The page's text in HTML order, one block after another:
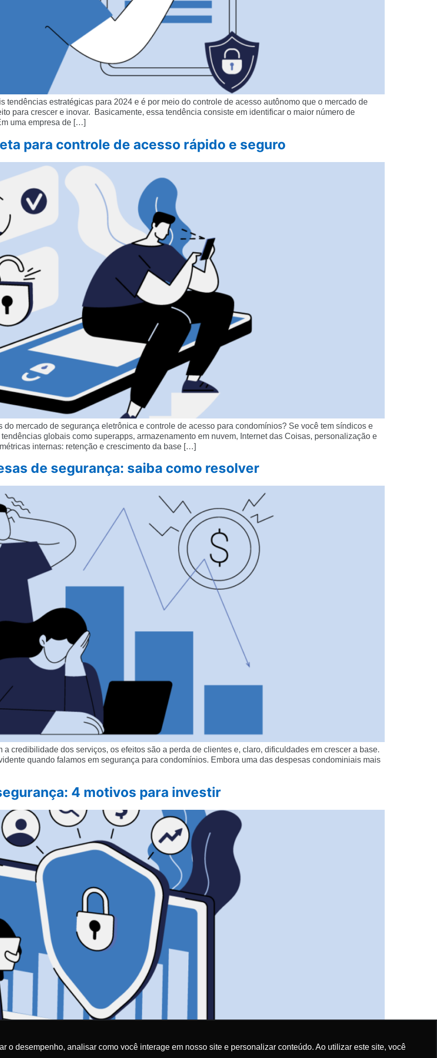
o desempenho, analisar como você interage em nosso site e personalizar conteúdo. Ao utilizar este site, você
tendências estratégicas para 2024 e é por meio do controle de acesso autônomo que o mercado de
para crescer e inovar. Basicamente, essa tendência consiste em identificar o maior número de
uma empresa de […]
para controle de acesso rápido e seguro
mercado de segurança eletrônica e controle de acesso para condomínios? Se você tem síndicos e
globais como superapps, armazenamento em nuvem, Internet das Coisas, personalização e
internas: retenção e crescimento da base […]
de segurança: saiba como resolver
credibilidade dos serviços, os efeitos são a perda de clientes e, claro, dificuldades em crescer a base.
quando falamos em segurança para condomínios. Embora uma das despesas condominiais mais
4 motivos para investir